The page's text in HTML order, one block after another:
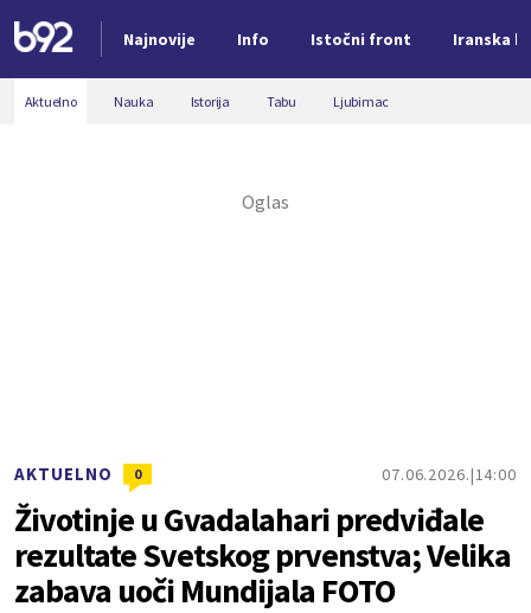
Najnovije Info Istočni front Iranska
Nova vest
Aktuelno Nauka Istorija Tabu Ljubimac
AKTUELNO 0 07.06.2026. 14:00
Životinje u Gvadalahari predviđale
rezultate Svetskog prvenstva; Velika
zabava uoči Mundijala FOTO